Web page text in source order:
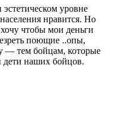
уровне
нравится. Но
чтобы мои деньги
поющие ..опы,
— тем бойцам, которые
дети наших бойцов.